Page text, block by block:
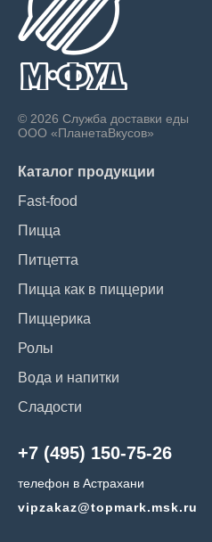
© 2026 Служба доставки еды
ООО «ПланетаВкусов»
Каталог продукции
Fast-food
Пицца
Питцетта
Пицца как в пиццерии
Пиццерика
Ролы
Вода и напитки
Сладости
+7 (495) 150-75-26
телефон в Астрахани
vipzakaz@topmark.msk.ru